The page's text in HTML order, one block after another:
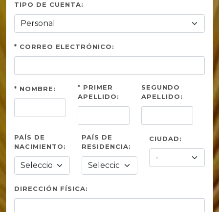
TIPO DE CUENTA:
* CORREO ELECTRÓNICO:
* NOMBRE:
* PRIMER
APELLIDO:
SEGUNDO
APELLIDO:
PAÍS DE
NACIMIENTO:
PAÍS DE
RESIDENCIA:
CIUDAD:
DIRECCIÓN FÍSICA: